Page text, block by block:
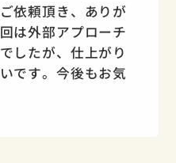
依頼頂き、ありが
は外部アプローチ
したが、仕上がり
です。今後もお気